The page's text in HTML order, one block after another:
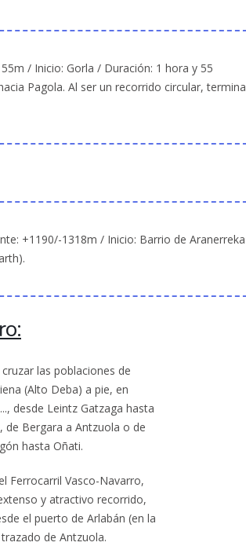
/ Inicio: Gorla / Duración: 1 hora y 55
Pagola. Al ser un recorrido circular, termina
+1190/-1318m / Inicio: Barrio de Aranerreka
las poblaciones de
(Alto Deba) a pie, en
desde Leintz Gatzaga hasta
de Bergara a Antzuola o de
hasta Oñati.
Ferrocarril Vasco-Navarro,
y atractivo recorrido,
el puerto de Arlabán (en la
de Antzuola.